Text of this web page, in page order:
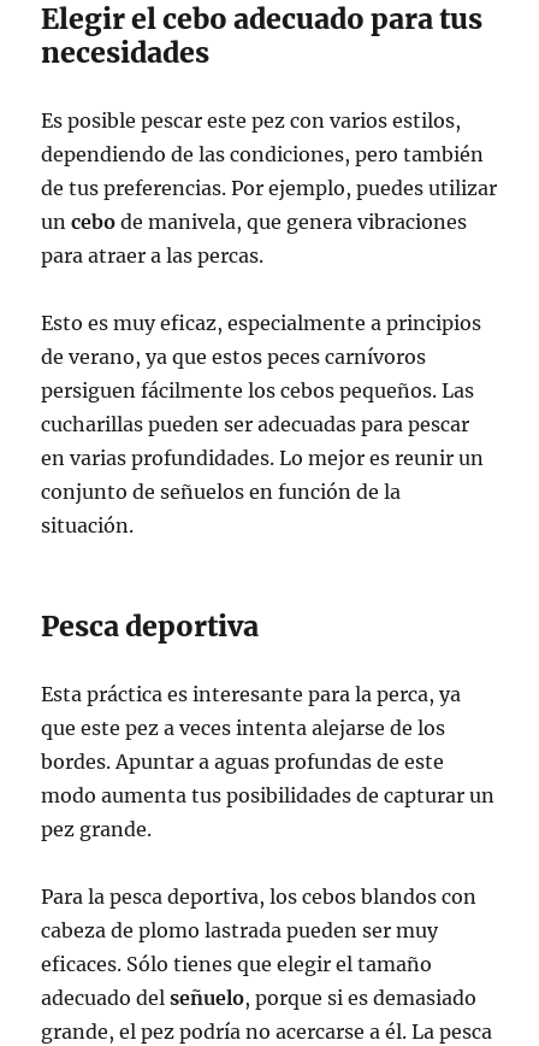
Elegir el cebo adecuado para tus
necesidades
Es posible pescar este pez con varios estilos,
dependiendo de las condiciones, pero también
de tus preferencias. Por ejemplo, puedes utilizar
uncebo de manivela, que genera vibraciones
para atraer a las percas.
Esto es muy eficaz, especialmente a principios
de verano, ya que estos peces carnívoros
persiguen fácilmente los cebos pequeños. Las
cucharillas pueden ser adecuadas para pescar
en varias profundidades. Lo mejor es reunir un
conjunto de señuelos en función de la
situación.
Pesca deportiva
Esta práctica es interesante para la perca, ya
que este pez a veces intenta alejarse de los
bordes. Apuntar a aguas profundas de este
modo aumenta tus posibilidades de capturar un
pez grande.
Para la pesca deportiva, los cebos blandos con
cabeza de plomo lastrada pueden ser muy
eficaces. Sólo tienes que elegir el tamaño
adecuado delseñuelo, porque si es demasiado
grande, el pez podría no acercarse a él. La pesca